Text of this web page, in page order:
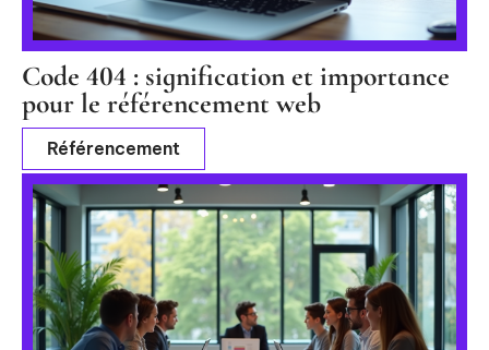
Code 404 : signification et importance
pour le référencement web
Référencement